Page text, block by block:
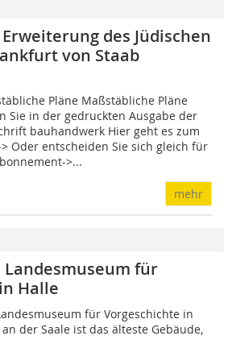
des Jüdischen
von Staab
Pläne Maßstäbliche Pläne
Sie in der gedruckten Ausgabe der
bauhandwerk Hier geht es zum
Oder entscheiden Sie sich gleich für
>...
mehr
für
Halle
für Vorgeschichte in
an der Saale ist das älteste Gebäude,